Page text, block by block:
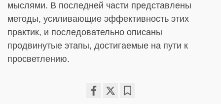
мыслями. В последней части представлены
методы, усиливающие эффективность этих
практик, и последовательно описаны
продвинутые этапы, достигаемые на пути к
просветлению.